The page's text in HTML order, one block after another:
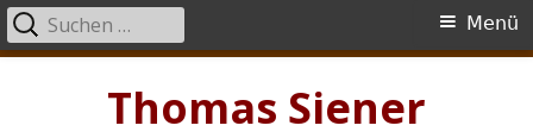
Thomas Siener
Primäres
Menü
Suchen
nach: